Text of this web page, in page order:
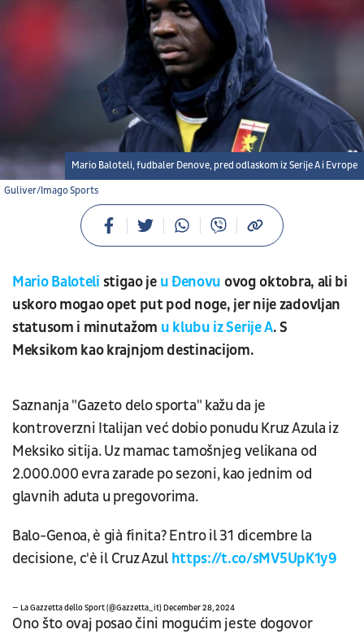
Guliver/Imago Sports
Mario Baloteli, fudbaler Đenove, pred odlaskom iz Serije A i Evrope
Mario Baloteli stigao je u Đenovu ovog oktobra, ali bi
uskoro mogao opet put pod noge, jer nije zadovljan
statusom i minutažom u klubu iz Serije A. S
Meksikom kao krajnjom destinacijom.
Saznanja "Gazeto delo sporta" kažu da je
kontroverzni Italijan već dobio ponudu Kruz Azula iz
Meksiko sitija. Uz mamac tamošnjeg velikana od
2.000.000 evra zarade po sezoni, kao jednim od
glavnih aduta u pregovorima.
Balo-Genoa, è già finita? Entro il 31 dicembre la
decisione, c'è il Cruz Azul https://t.co/sMV5UpK1y9
— La Gazzetta dello Sport (@Gazzetta_it)December 28, 2024
Ono što ovaj posao čini mogućim jeste dogovor